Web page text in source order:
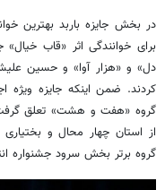
در بخش جایزه باربد بهترین
برای خوانندگی اثر «قاب
دل» و «هزار آوا» و حسین
کردند. ضمن اینکه جایزه
گروه «هفت و هشت» تعلق
از استان چهار محال و بختیاری
گروه برتر بخش سرود جشنواره